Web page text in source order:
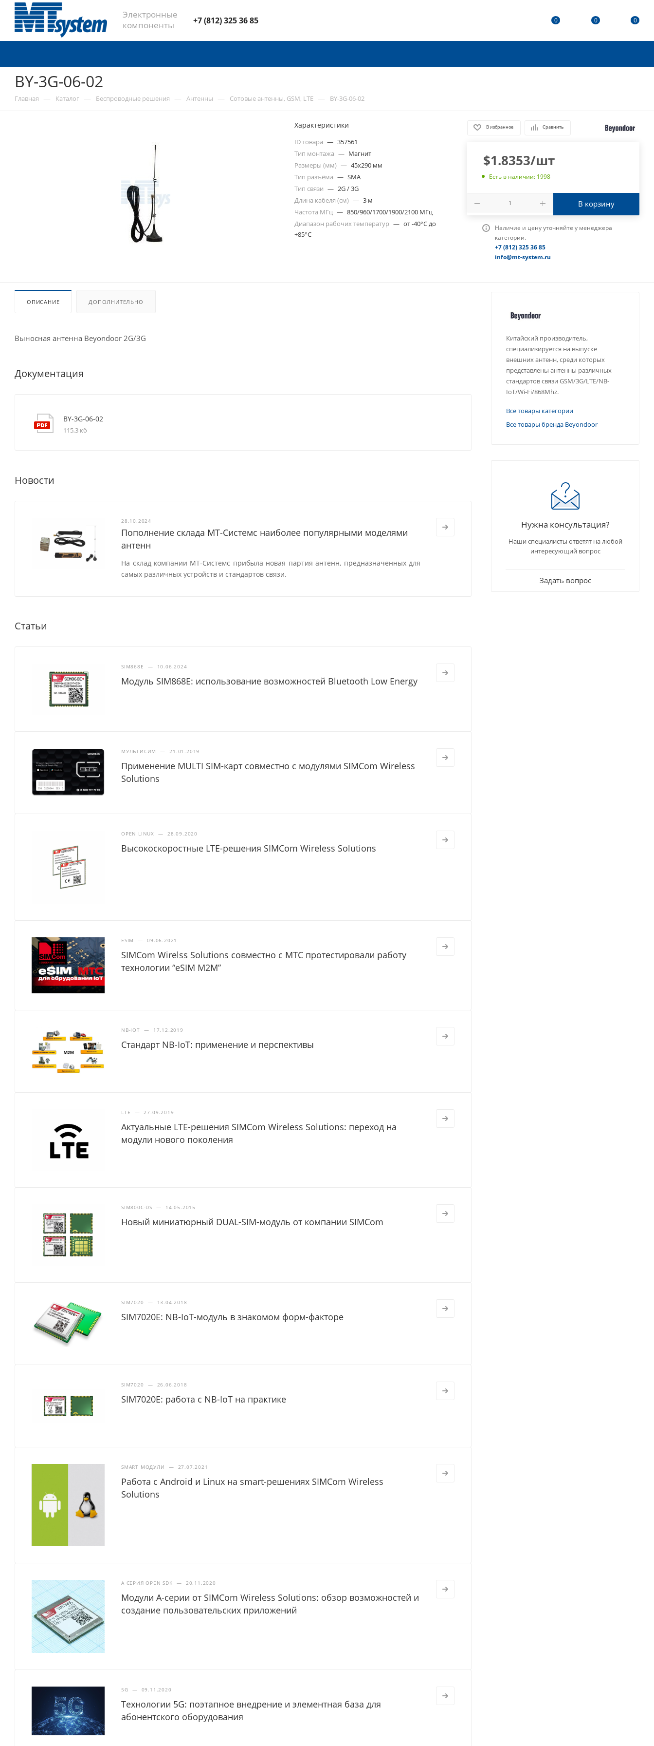
Электронные
компоненты
+7 (812) 325 36 85 0 0 0
BY-3G-06-02
Главная — Каталог — Беспроводные решения — Антенны — Сотовые антенны, GSM, LTE — BY-3G-06-02
Характеристики
ID товара — 357561
Тип монтажа — Магнит
Размеры (мм) — 45x290 мм
Тип разъёма — SMA
Тип связи — 2G / 3G
Длина кабеля (см) — 3 м
Частота МГц — 850/960/1700/1900/2100 МГц
Диапазон рабочих температур — от -40°C до
+85°C
В избранное Сравнить
$1.8353/шт
Есть в наличии: 1998
В корзину
Наличие и цену уточняйте у менеджера
категории.
+7 (812) 325 36 85
info@mt-system.ru
ОПИСАНИЕ ДОПОЛНИТЕЛЬНО
Выносная антенна Beyondoor 2G/3G
Документация
BY-3G-06-02
115,3 кб
Новости
28.10.2024
Пополнение склада МТ-Системс наиболее популярными моделями
антенн
На склад компании МТ-Системс прибыла новая партия антенн, предназначенных для
самых различных устройств и стандартов связи.
Статьи
SIM868E — 10.06.2024
Модуль SIM868E: использование возможностей Bluetooth Low Energy
МУЛЬТИСИМ — 21.01.2019
Применение MULTI SIM-карт совместно с модулями SIMCom Wireless
Solutions
OPEN LINUX — 28.09.2020
Высокоскоростные LTE-решения SIMCom Wireless Solutions
ESIM — 09.06.2021
SIMCom Wirelss Solutions совместно с МТС протестировали работу
технологии “eSIM M2M”
NB-IOT — 17.12.2019
Стандарт NB-IoT: применение и перспективы
LTE — 27.09.2019
Актуальные LTE-решения SIMCom Wireless Solutions: переход на
модули нового поколения
SIM800C-DS — 14.05.2015
Новый миниатюрный DUAL-SIM-модуль от компании SIMCom
SIM7020 — 13.04.2018
SIM7020E: NB-IoT-модуль в знакомом форм-факторе
SIM7020 — 26.06.2018
SIM7020E: работа с NB-IoT на практике
SMART МОДУЛИ — 27.07.2021
Работа с Android и Linux на smart-решениях SIMCom Wireless
Solutions
A СЕРИЯ OPEN SDK — 20.11.2020
Модули A-серии от SIMCom Wireless Solutions: обзор возможностей и
создание пользовательских приложений
5G — 09.11.2020
Технологии 5G: поэтапное внедрение и элементная база для
абонентского оборудования
Китайский производитель,
специализируется на выпуске
внешних антенн, среди которых
представлены антенны различных
стандартов связи GSM/3G/LTE/NB-
IoT/Wi-Fi/868Mhz.
Все товары категории
Все товары бренда Beyondoor
Нужна консультация?
Наши специалисты ответят на любой
интересующий вопрос
Задать вопрос